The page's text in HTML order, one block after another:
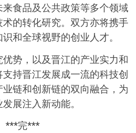
食品及公共政策等多个领域
的转化研究。双方亦将携手
和全球视野的创业人才。
势，以及晋江的产业实力和
持晋江发展成一流的科技创
链和创新链的双向融合，为
展注入新动能。
***完***